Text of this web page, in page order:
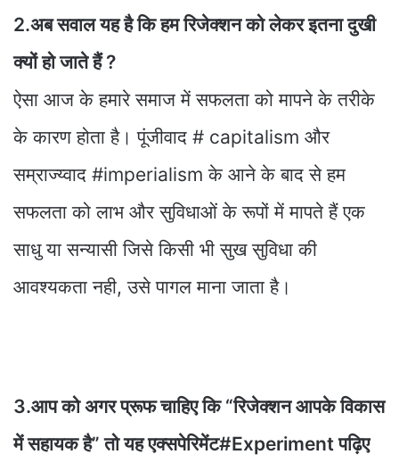
2.अब सवाल यह है कि हम रिजेक्शन को लेकर इतना दुखी
क्यों हो जाते हैं ?
ऐसा आज के हमारे समाज में सफलता को मापने के तरीके
के कारण होता है। पूंजीवाद # capitalism और
सम्राज्य्वाद #imperialism के आने के बाद से हम
सफलता को लाभ और सुविधाओं के रूपों में मापते हैं एक
साधु या सन्यासी जिसे किसी भी सुख सुविधा की
आवश्यकता नही, उसे पागल माना जाता है।
3.आप को अगर प्रूफ चाहिए कि “रिजेक्शन आपके विकास
में सहायक है” तो यह एक्सपेरिमेंट#Experiment पढ़िए